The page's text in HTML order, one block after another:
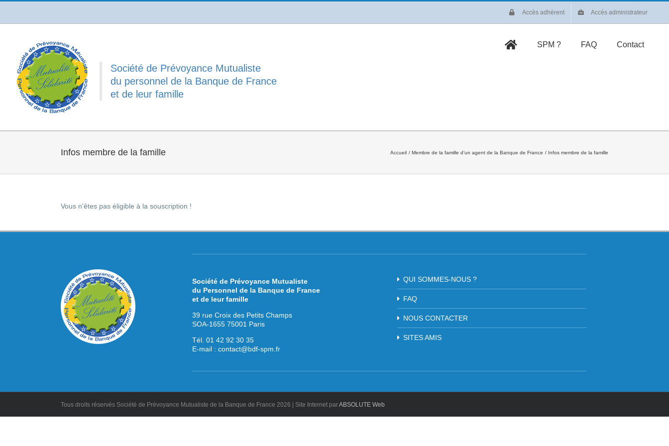
Passer
contenu
Accès adhérent Accès administrateur
Société de Prévoyance Mutualiste
du personnel de la Banque de France
et de leur famille
SPM ? FAQ Contact
Infos membre de la famille Accueil Membre de la famille d’un agent de la Banque de France Infos membre de la famille
Vous n'êtes pas éligible à la souscription !
Société de Prévoyance Mutualiste
du Personnel de la Banque de France
et de leur famille
39 rue Croix des Petits Champs
SOA-1655 75001 Paris
Tél. 01 42 92 30 35
E-mail : contact@bdf-spm.fr
QUI SOMMES-NOUS ?
FAQ
NOUS CONTACTER
SITES AMIS
Tous droits réservés Société de Prévoyance Mutualiste de la Banque de France 2026 | Site Internet parABSOLUTE Web